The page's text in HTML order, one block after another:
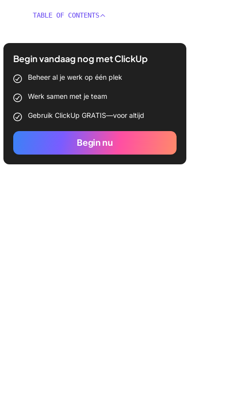
TABLE OF CONTENTS
Begin vandaag nog met ClickUp
Beheer al je werk op één plek
Werk samen met je team
Gebruik ClickUp GRATIS—voor altijd
Begin nu